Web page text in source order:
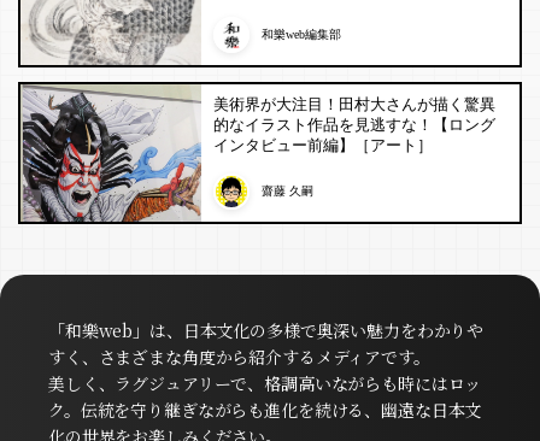
和樂web編集部
美術界が大注目！田村大さんが描く驚異
的なイラスト作品を見逃すな！【ロング
インタビュー前編】［アート］
齋藤 久嗣
「和樂web」は、日本文化の多様で奥深い魅力をわかりや
すく、さまざまな角度から紹介するメディアです。
美しく、ラグジュアリーで、格調高いながらも時にはロッ
ク。伝統を守り継ぎながらも進化を続ける、幽遠な日本文